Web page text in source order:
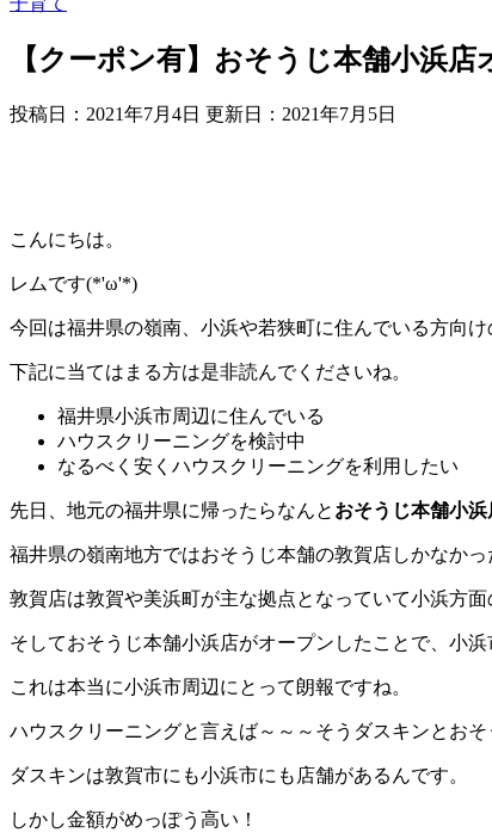
【クーポン有】おそうじ本舗小浜
投稿日：2021年7月4日 更新日： 2021年7月5日
こんにちは。
レムです(*'ω'*)
今回は福井県の嶺南、小浜や若狭町に住んでいる方向け
下記に当てはまる方は是非読んでくださいね。
福井県小浜市周辺に住んでいる
ハウスクリーニングを検討中
なるべく安くハウスクリーニングを利用したい
先日、地元の福井県に帰ったらなんと おそうじ本舗小浜
福井県の嶺南地方ではおそうじ本舗の敦賀店しかなかっ
敦賀店は敦賀や美浜町が主な拠点となっていて小浜方
そしておそうじ本舗小浜店がオープンしたことで、小
これは本当に小浜市周辺にとって朗報ですね。
ハウスクリーニングと言えば～～～そうダスキンとおそ
ダスキンは敦賀市にも小浜市にも店舗があるんです。
しかし金額がめっぽう高い！